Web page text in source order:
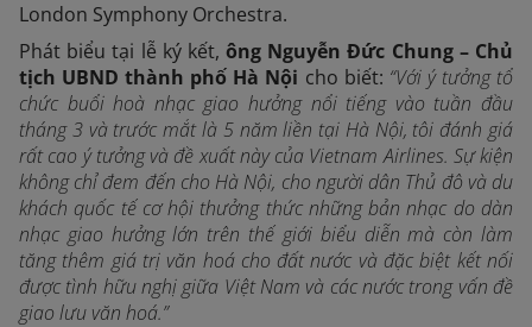
London Symphony Orchestra.
Phát biểu tại lễ ký kết,ông Nguyễn Đức Chung – Chủ
tịch UBND thành phố Hà Nội cho biết: “Với ý tưởng tổ
chức buổi hoà nhạc giao hưởng nổi tiếng vào tuần đầu
tháng 3 và trước mắt là 5 năm liền tại Hà Nội, tôi đánh giá
rất cao ý tưởng và đề xuất này của Vietnam Airlines. Sự kiện
không chỉ đem đến cho Hà Nội, cho người dân Thủ đô và du
khách quốc tế cơ hội thưởng thức những bản nhạc do dàn
nhạc giao hưởng lớn trên thế giới biểu diễn mà còn làm
tăng thêm giá trị văn hoá cho đất nước và đặc biệt kết nối
được tình hữu nghị giữa Việt Nam và các nước trong vấn đề
giao lưu văn hoá.”